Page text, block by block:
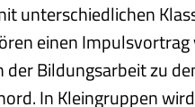
unterschiedlichen
einen
Bildungsarbeit zu
In Kleingruppen